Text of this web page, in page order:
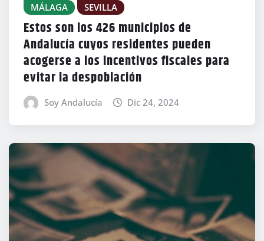
MÁLAGA
SEVILLA
Estos son los 426 municipios de
Andalucía cuyos residentes pueden
acogerse a los incentivos fiscales para
evitar la despoblación
Soy Andalucía Dic 24, 2024